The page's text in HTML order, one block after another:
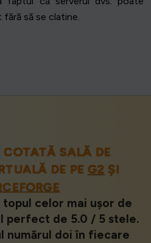
să se clatine.
COTATĂ SALĂ DE
DE PE G2ȘI
topul celor mai ușor de
perfect de 5.0 / 5 stele.
numărul doi în fiecare